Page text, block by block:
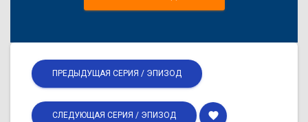
ПРЕДЫДУЩАЯ СЕРИЯ / ЭПИЗОД
СЛЕДУЮЩАЯ СЕРИЯ / ЭПИЗОД favorite